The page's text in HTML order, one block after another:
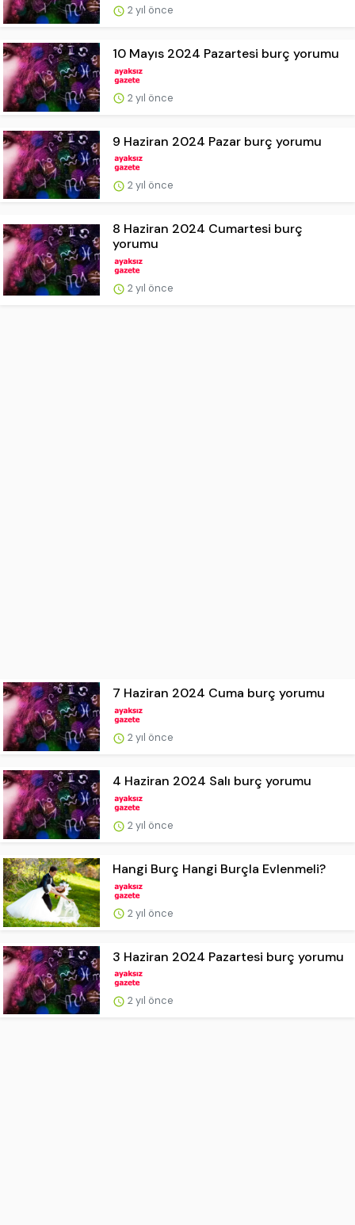
2 yıl önce
10 Mayıs 2024 Pazartesi burç yorumu
2 yıl önce
9 Haziran 2024 Pazar burç yorumu
2 yıl önce
8 Haziran 2024 Cumartesi burç
yorumu
2 yıl önce
7 Haziran 2024 Cuma burç yorumu
2 yıl önce
4 Haziran 2024 Salı burç yorumu
2 yıl önce
Hangi Burç Hangi Burçla Evlenmeli?
2 yıl önce
3 Haziran 2024 Pazartesi burç yorumu
2 yıl önce